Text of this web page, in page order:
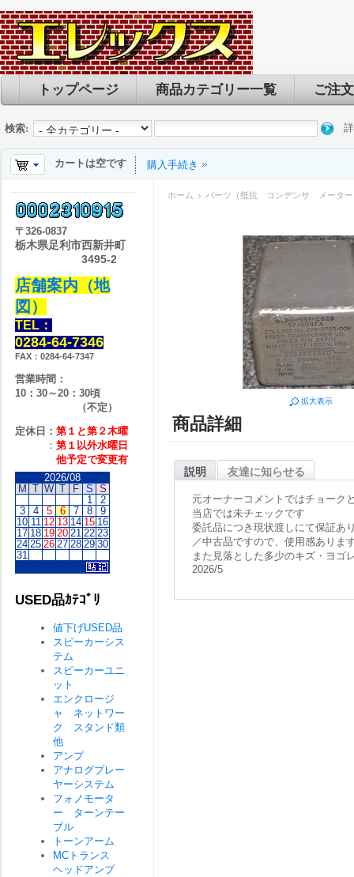
トップページ 商品カテゴリー一覧 ご注
検索:
カートは空です 購入手続き
ホーム パーツ（抵抗 コンデンサ メータ
拡大表示
商品詳細
説明 友達に知らせる
元オーナーコメントではチョーク
当店では未チェックです
委託品につき現状渡しにて保証あ
／中古品ですので、使用感ありま
また見落とした多少のキズ・ヨゴ
2026/5
〒 326-0837
栃木県足利市西新井町
3495-2
店舗案内（地
図）
TEL：
0284-64-7346
FAX：0284-64-7347
営業時間：
10：30～20：30頃
（不定）
定休日： 第１と第２木曜
： 第１以外水曜日
他予定で変更有
2026/08
M T W T F S S
1
2
3
4 5 6 7 8
9
10 11 12 13 14 15 16
17 18 19 20 21 22 23
24 25 26 27 28 29 30
31
USED品ｶﾃｺﾞﾘ
値下げUSED品
スピーカーシス
テム
スピーカーユニ
ット
エンクロージ
ャ ネットワー
ク スタンド類
他
アンプ
アナログプレー
ヤーシステム
フォノモータ
ー ターンテー
ブル
トーンアーム
MCトランス
ヘッドアンプ